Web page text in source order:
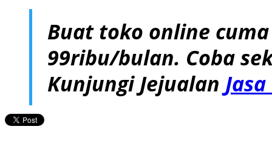
Buat toko online
99ribu/bulan. Coba
Kunjungi Jejualan